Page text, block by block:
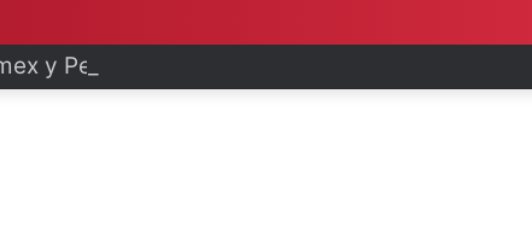
y Petrobras en fase de ejecución